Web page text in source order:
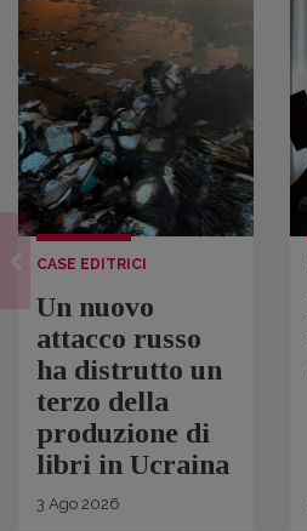
CASE EDITRICI
Un nuovo
attacco russo
ha distrutto un
terzo della
produzione di
libri in Ucraina
3 Ago 2026